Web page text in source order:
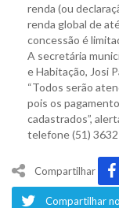
renda (ou
renda global de
concessão é
A secretária
e Habitação, Josi
“Todos serão
pois os
cadastrados”,
telefone (51)
Compartilhar
Compartilhar